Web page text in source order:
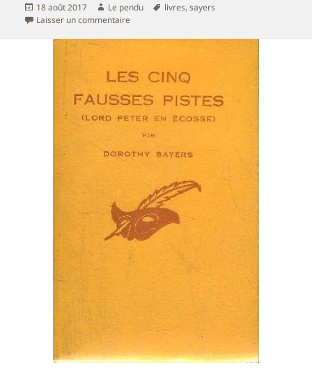
Publié
le
18 août 2017 Auteur
Le pendu
Mots-
livres,sayers
Laisser un commentairesur Noces de crime – Dorothy Sayers